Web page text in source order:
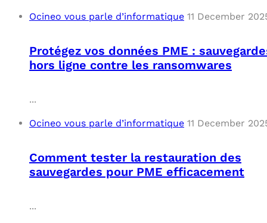
Ocineo vous parle d’informatique 11 December
Protégez vos données PME :
hors ligne contre les ransomwares
...
Ocineo vous parle d’informatique 11 December
Comment tester la restauration des
sauvegardes pour PME efficacement
...